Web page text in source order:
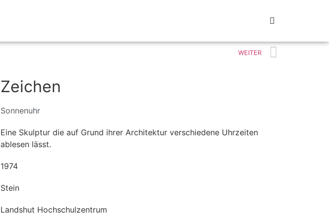
WEITER
Zeichen
Sonnenuhr
Eine Skulptur die auf Grund ihrer Architektur verschiedene Uhrzeiten
ablesen lässt.
1974
Stein
Landshut Hochschulzentrum